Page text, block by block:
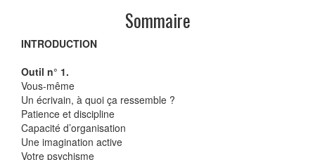
Sommaire
INTRODUCTION
Outil n° 1.
Vous-même
Un écrivain, à quoi ça ressemble ?
Patience et discipline
Capacité d’organisation
Une imagination active
Votre psychisme